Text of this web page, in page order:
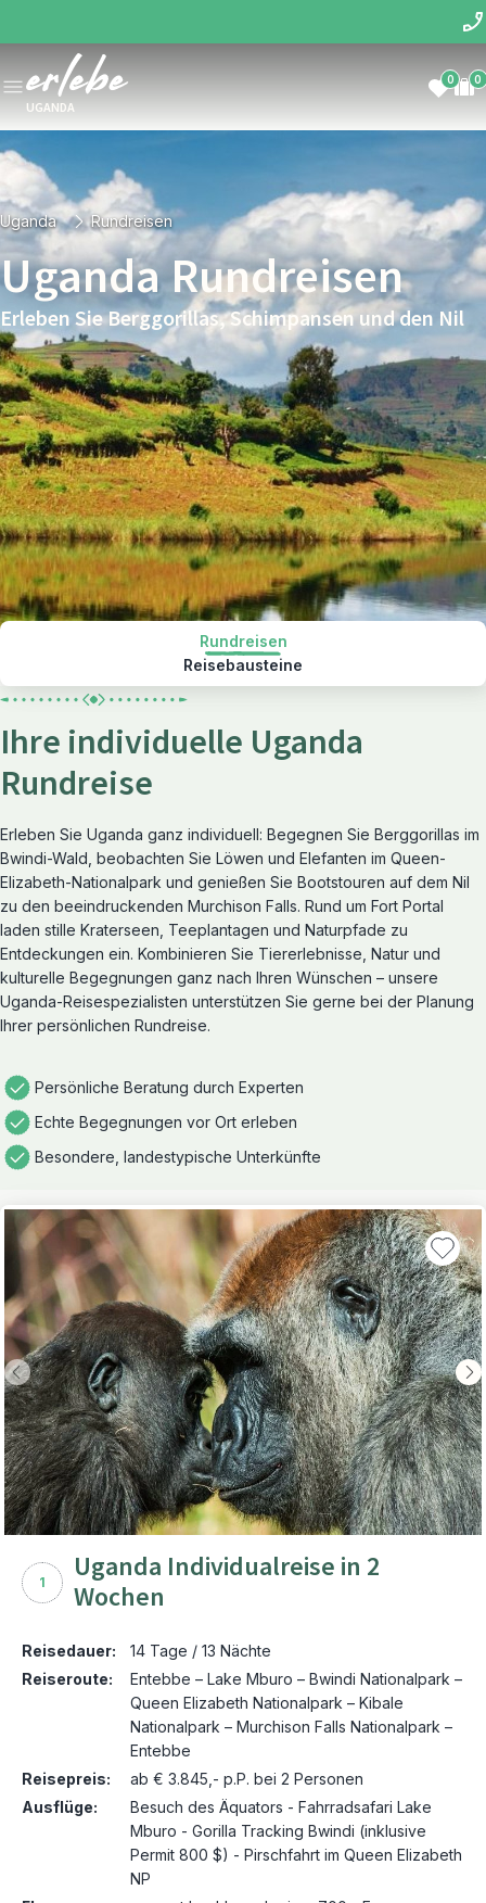
UGANDA
0 0
Uganda Rundreisen
Uganda Rundreisen
Erleben Sie Berggorillas, Schimpansen und den Nil
Rundreisen
Reisebausteine
Ihre individuelle Uganda
Rundreise
Erleben Sie Uganda ganz individuell: Begegnen Sie Berggorillas im
Bwindi-Wald, beobachten Sie Löwen und Elefanten im Queen-
Elizabeth-Nationalpark und genießen Sie Bootstouren auf dem Nil
zu den beeindruckenden Murchison Falls. Rund um Fort Portal
laden stille Kraterseen, Teeplantagen und Naturpfade zu
Entdeckungen ein. Kombinieren Sie Tiererlebnisse, Natur und
kulturelle Begegnungen ganz nach Ihren Wünschen – unsere
Uganda-Reisespezialisten unterstützen Sie gerne bei der Planung
Ihrer persönlichen Rundreise.
Persönliche Beratung durch Experten
Echte Begegnungen vor Ort erleben
Besondere, landestypische Unterkünfte
1
Uganda Individualreise in 2
Wochen
Reisedauer:
14 Tage / 13 Nächte
Reiseroute:
Entebbe – Lake Mburo – Bwindi Nationalpark –
Queen Elizabeth Nationalpark – Kibale
Nationalpark – Murchison Falls Nationalpark –
Entebbe
Reisepreis:
ab € 3.845,- p.P. bei 2 Personen
Ausflüge:
Besuch des Äquators - Fahrradsafari Lake
Mburo - Gorilla Tracking Bwindi (inklusive
Permit 800 $) - Pirschfahrt im Queen Elizabeth
NP